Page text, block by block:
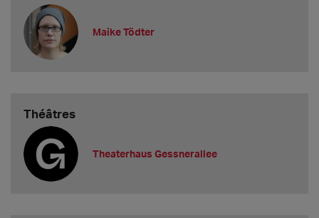
Maike Tödter
Théâtres
Theaterhaus Gessnerallee